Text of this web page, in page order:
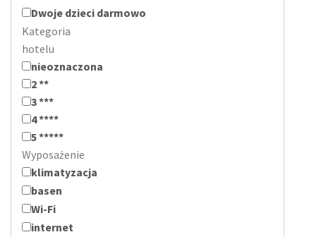
Dwoje dzieci darmowo
Kategoria
hotelu
nieoznaczona
2 **
3 ***
4 ****
5 *****
Wyposażenie
klimatyzacja
basen
Wi-Fi
internet